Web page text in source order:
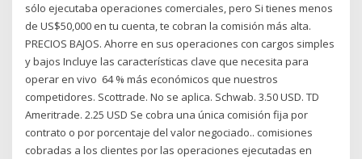
sólo ejecutaba operaciones comerciales, pero Si tienes menos
de US$50,000 en tu cuenta, te cobran la comisión más alta.
PRECIOS BAJOS. Ahorre en sus operaciones con cargos simples
y bajos Incluye las características clave que necesita para
operar en vivo 64 % más económicos que nuestros
competidores. Scottrade. No se aplica. Schwab. 3.50 USD. TD
Ameritrade. 2.25 USD Se cobra una única comisión fija por
contrato o por porcentaje del valor negociado.. comisiones
cobradas a los clientes por las operaciones ejecutadas en